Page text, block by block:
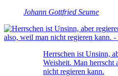
Johann Gottfried Seume
Herrschen ist Unsinn,
Weisheit. Man herrscht
nicht regieren kann.